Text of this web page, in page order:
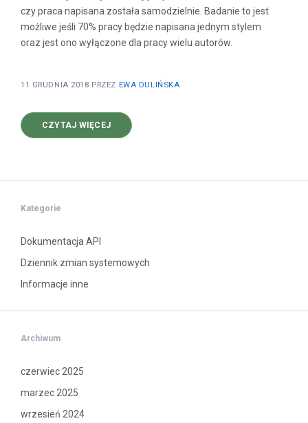
czy praca napisana została samodzielnie. Badanie to jest
możliwe jeśli 70% pracy będzie napisana jednym stylem
oraz jest ono wyłączone dla pracy wielu autorów.
11 GRUDNIA 2018 PRZEZ EWA DULIŃSKA
CZYTAJ WIĘCEJO
JAK
DZIAŁA
Kategorie
Dokumentacja API
Dziennik zmian systemowych
Informacje inne
Archiwum
czerwiec 2025
marzec 2025
wrzesień 2024